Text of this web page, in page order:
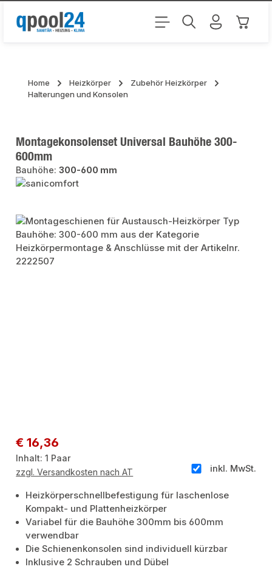
Zum Hauptinhalt springen
Home Heizkörper
Zubehör Heizkörper
Halterungen und Konsolen
Montagekonsolenset Universal Bauhöhe 300-
600mm
Bauhöhe:300-600 mm
Bildergalerie überspringen
Regulärer Preis:
€ 16,36
Inhalt:1 Paar
inkl. MwSt.
zzgl. Versandkosten nach AT
Heizkörperschnellbefestigung für laschenlose
Kompakt- und Plattenheizkörper
Variabel für die Bauhöhe 300mm bis 600mm
verwendbar
Die Schienenkonsolen sind individuell kürzbar
Inklusive 2 Schrauben und Dübel